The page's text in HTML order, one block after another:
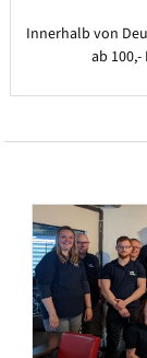
Innerhalb von
ab